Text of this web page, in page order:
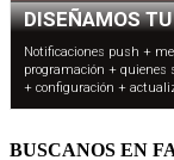
BUSCANOS EN